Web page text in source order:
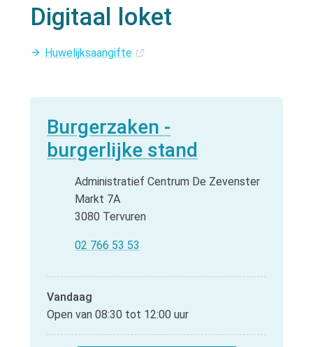
Digitaal loket
Huwelijksaangifte
Contact
Burgerzaken -
burgerlijke stand
AdresAdministratief Centrum De Zevenster
Markt 7A
,3080 Tervuren
02 766 53 53
Vandaag
Open van 08:30 tot 12:00 uur